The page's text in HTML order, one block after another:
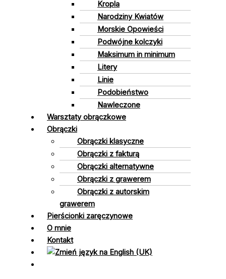
Kropla
Narodziny Kwiatów
Morskie Opowieści
Podwójne kolczyki
Maksimum in minimum
Litery
Linie
Podobieństwo
Nawleczone
Warsztaty obrączkowe
Obrączki
Obrączki klasyczne
Obrączki z fakturą
Obrączki alternatywne
Obrączki z grawerem
Obrączki z autorskim
grawerem
Pierścionki zaręczynowe
O mnie
Kontakt